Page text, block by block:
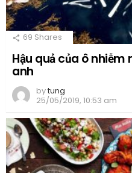
69 Shares
Hậu quả của ô
anh
bytung
25/05/2019, 10:53 am